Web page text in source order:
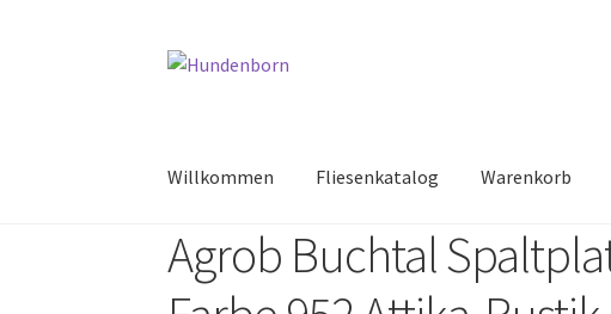
Willkommen Fliesenkatalog Warenkorb
StartAlte Fliesen, Vintage Fliesen, Reservefliesen,
Agrob Buchtal